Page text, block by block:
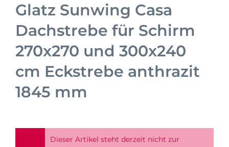
Glatz Sunwing Casa
Dachstrebe für Schirm
270x270 und 300x240
cm Eckstrebe anthrazit
1845 mm
Dieser Artikel steht derzeit nicht zur